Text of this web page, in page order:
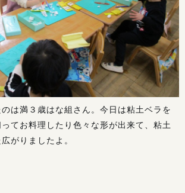
は満３歳はな組さん。今日は粘土ベラを
てお料理したり色々な形が出来て、粘土
がりましたよ。